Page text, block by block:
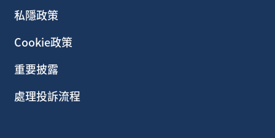
私隱政策
Cookie政策
重要披露
處理投訴流程